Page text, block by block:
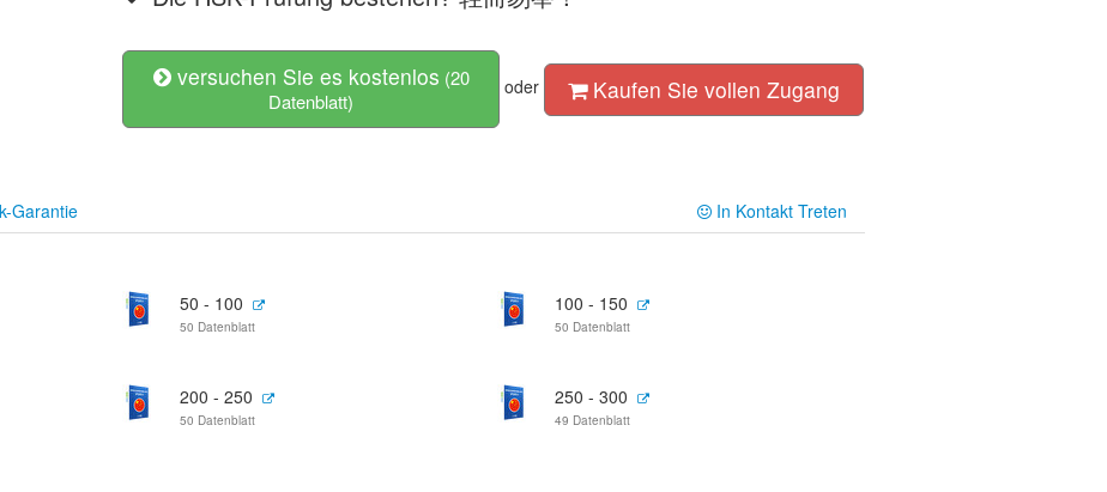
versuchen Sie es kostenlos (20
Datenblatt)
oder Kaufen Sie vollen Zugang
Garantie In Kontakt Treten
50 - 100
50 Datenblatt
100 - 150
50 Datenblatt
200 - 250
50 Datenblatt
250 - 300
49 Datenblatt